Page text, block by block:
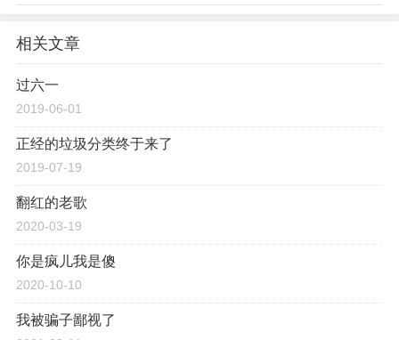
相关文章
过六一
2019-06-01
正经的垃圾分类终于来了
2019-07-19
翻红的老歌
2020-03-19
你是疯儿我是傻
2020-10-10
我被骗子鄙视了